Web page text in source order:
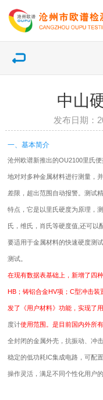
中山
发布日期：
一、基本简介
沧州欧谱新推出的OU2100里氏
地对对多种金属材料进行测量，
差限，超出范围自动报警。测试
特点，它是以里氏硬度为原理，
氏，维氏，肖氏等硬度值,还可以
要适用于金属材料的快速硬度测
测试。
在现有数据表基础上，新增了四
HB；铸铝合金HV项；C型冲击
发了《用户材料》功能，实现了
度计使用范围。是目前国内外所
全封闭的金属外壳，抗振动、冲
稳定的低功耗IC集成电路，可配
操作灵活，满足不同个性化用户的